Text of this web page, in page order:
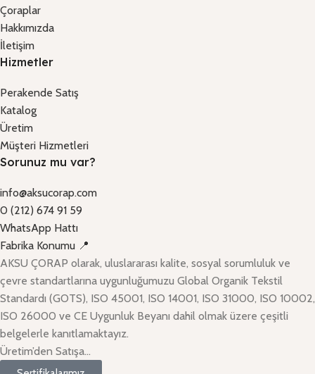
Çoraplar
Hakkımızda
İletişim
Hizmetler
Perakende Satış
Katalog
Üretim
Müşteri Hizmetleri
Sorunuz mu var?
info@aksucorap.com
0 (212) 674 91 59
WhatsApp Hattı
Fabrika Konumu 📍
AKSU ÇORAP olarak, uluslararası kalite, sosyal sorumluluk ve
çevre standartlarına uygunluğumuzu Global Organik Tekstil
Standardı (GOTS), ISO 45001, ISO 14001, ISO 31000, ISO 10002,
ISO 26000 ve CE Uygunluk Beyanı dahil olmak üzere çeşitli
belgelerle kanıtlamaktayız.
Üretim’den Satışa…